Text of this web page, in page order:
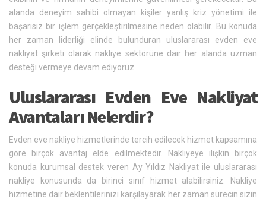
alanda deneyim sahibi olmayan kişiler yanlış kriz yönetimi ile
başarısız bir işlem gerçekleştirilmesine neden olabilir. Bu konuda
her zaman liderliği elinde bulunduran uluslararası evden eve
nakliyat şirketi olarak nakliye sektörüne dair her alanda uzman
desteği vermeye devam ediyoruz.
Uluslararası Evden Eve Nakliyat
Avantaları Nelerdir?
Evden eve nakliye hizmetlerinde tercih edilecek hizmet kapsamına
göre birçok avantaj elde edilmektedir. Nakliyeye ilişkin birçok
konuda kurumsal destek veren Ay Yıldız Nakliyat ile uluslararası
nakliye konusunda da birinci sınıf hizmet alabilirsiniz. Nakliye
hizmetine dair beklentilerinizi karşılayarak her zaman sürecin sizin